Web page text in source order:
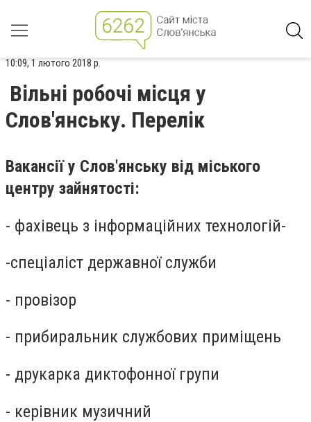
10:09, 1 лютого 2018 р.
Вільні робочі місця у
Слов'янську. Перелік
Вакансії у Слов'янську від міського
центру зайнятості:
- фахівець з інформаційних технологій-
-спеціаліст державної служби
- провізор
- прибиральник службових приміщень
- друкарка диктофонної групи
- керівник музичний